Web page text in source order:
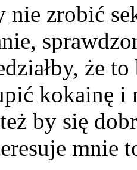
nie zrobić
że
kokainę i
by się
mnie